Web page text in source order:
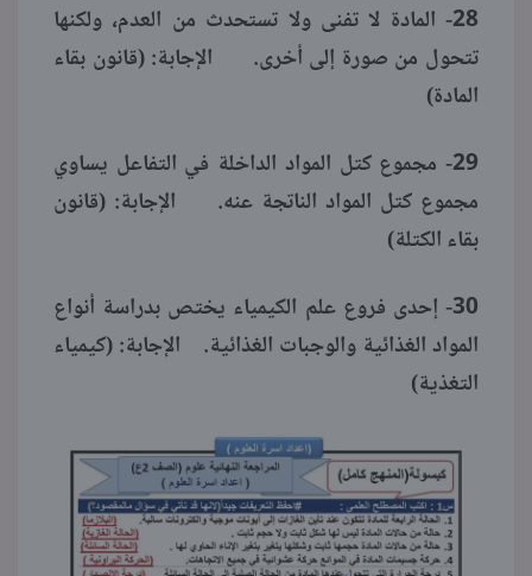
28- المادة لا تفنى ولا تستحدث من العدم، ولكنها
تتحول من صورة إلى أخرى. الإجابة: (قانون بقاء
المادة)
29- مجموع كتل المواد الداخلة في التفاعل يساوي
مجموع كتل المواد الناتجة عنه. الإجابة: (قانون
بقاء الكتلة)
30- إحدى فروع علم الكيمياء يختص بدراسة أنواع
المواد الغذائية والوجبات الغذائية. الإجابة: (كيمياء
التغذية)